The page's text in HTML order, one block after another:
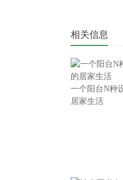
相关信息
一个阳台N种
居家生活